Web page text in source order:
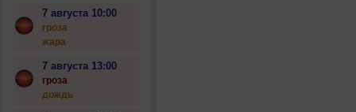
7 августа 10:00
гроза
жара
7 августа 13:00
гроза
дождь